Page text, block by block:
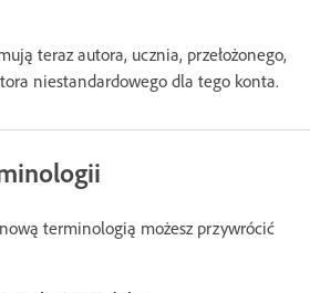
teraz autora, ucznia, przełożonego,
niestandardowego dla tego konta.
terminologią możesz przywrócić